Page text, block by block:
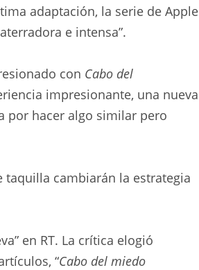
adaptación, la serie de Apple
e intensa”.
con Cabo del
impresionante, una nueva
por hacer algo similar pero
taquilla cambiarán la estrategia
en RT. La crítica elogió
“Cabo del miedo